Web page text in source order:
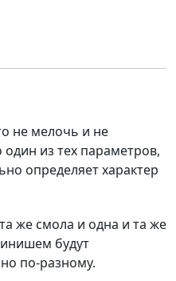
не мелочь и не
из тех параметров,
определяет характер
же смола и одна и та же
будут
по-разному.